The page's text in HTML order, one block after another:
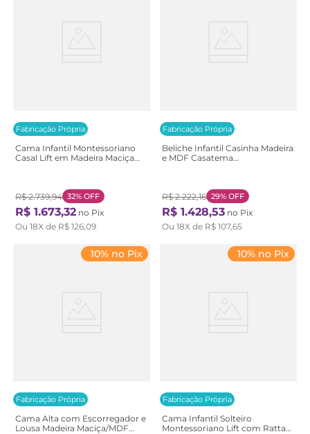
Fabricação Própria
Cama Infantil Montessoriano
Casal Lift em Madeira Maciça
Branco/Natural
R$ 2.739,94 32% OFF
R$ 1.673,32 no Pix
Ou 18X de R$ 126,09
Fabricação Própria
Beliche Infantil Casinha Madeira
e MDF Casatema
R$ 2.222,16 29% OFF
R$ 1.428,53 no Pix
Ou 18X de R$ 107,65
Fabricação Própria
10% no Pix
Cama Alta com Escorregador e
Lousa Madeira Maciça/MDF
Fabricação Própria
10% no Pix
Cama Infantil Solteiro
Montessoriano Lift com Rattan